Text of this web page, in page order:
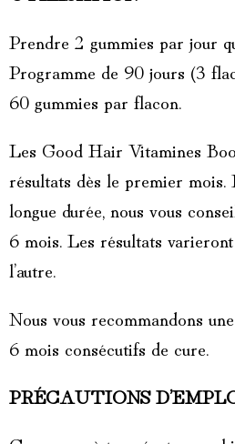
Prendre 2 gummies par jour
Programme de 90 jours (3
60 gummies par flacon.
Les Good Hair Vitamines
résultats dès le premier mois.
longue durée, nous vous
6 mois. Les résultats varieront
l’autre.
Nous vous recommandons
6 mois consécutifs de cure.
PRÉCAUTIONS